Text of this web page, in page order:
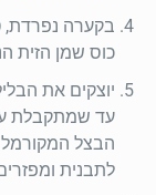
כוס שמן הזית
יוצקים את
עד שמתקבלת
הבצל המקורמל
לתבנית